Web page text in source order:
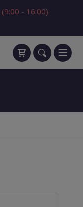
(9:00 - 16:00)